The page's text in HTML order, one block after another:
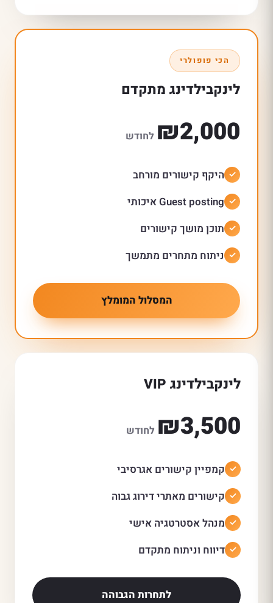
הכי פופולרי
לינקבילדינג מתקדם
₪2,000 לחודש
היקף קישורים מורחב
Guest posting איכותי
תוכן מושך קישורים
ניתוח מתחרים מתמשך
המסלול המומלץ
לינקבילדינג VIP
₪3,500 לחודש
קמפיין קישורים אגרסיבי
קישורים מאתרי דירוג גבוה
מנהל אסטרטגיה אישי
דיווח וניתוח מתקדם
לתחרות הגבוהה